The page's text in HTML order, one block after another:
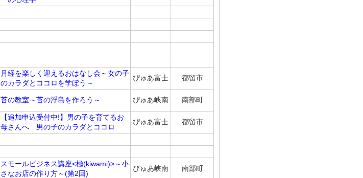
月経を楽しく迎えるおはなし会～女の子
のカラダとココロを学ぼう～
ぴゅあ富士 都留市
苔の教室～苔の浮島を作ろう～ ぴゅあ峡南 南部町
【追加申込受付中!】男の子を育てるお
母さんへ 男の子のカラダとココロ
ぴゅあ富士 都留市
スモールビジネス講座<極(kiwami)>～小
さなお店の作り方～(第2回)
ぴゅあ峡南 南部町